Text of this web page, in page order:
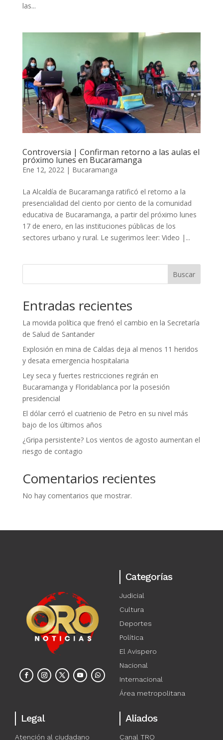
las...
Controversia | Confirman retorno a las aulas el
próximo lunes en Bucaramanga
Ene 12, 2022| Bucaramanga
La Alcaldía de Bucaramanga ratificó el retorno a la
presencialidad del ciento por ciento de la comunidad
educativa de Bucaramanga, a partir del próximo lunes
17 de enero, en las instituciones públicas de los
sectores urbano y rural. Le sugerimos leer: Video |...
Buscar
Entradas recientes
La movida política que frenó el cambio en la Secretaría
de Salud de Santander
Explosión en mina de Caldas deja al menos 11 heridos
y desata emergencia hospitalaria
Ley seca y fuertes restricciones regirán en
Bucaramanga y Floridablanca por la posesión
presidencial
El dólar cerró el cuatrienio de Petro en su nivel más
bajo de los últimos años
¿Gripa persistente? Los vientos de agosto aumentan el
riesgo de contagio
Comentarios recientes
No hay comentarios que mostrar.
Categorías
Judicial
Cultura
Deportes
Política
El Avispero
Nacional
Internacional
Área metropolitana
Legal
Atención al ciudadano
Aliados
Canal TRO